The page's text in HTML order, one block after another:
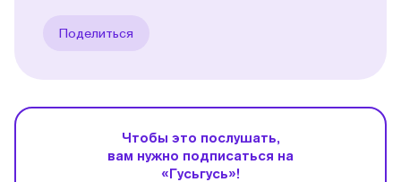
Поделиться
Чтобы это послушать,
вам нужно подписаться на
«Гусьгусь»!